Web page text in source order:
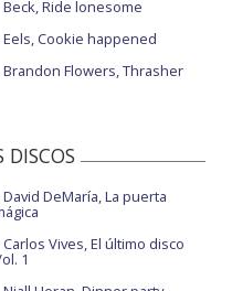
Beck, Ride lonesome
Eels, Cookie happened
Brandon Flowers, Thrasher
DISCOS
David DeMaría, La puerta
Carlos Vives, El último disco
1